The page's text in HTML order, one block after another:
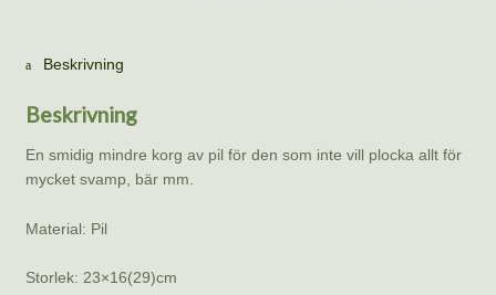
mängd
Beskrivning
Beskrivning
En smidig mindre korg av pil för den som inte vill plocka allt för
mycket svamp, bär mm.
Material: Pil
Storlek: 23×16(29)cm